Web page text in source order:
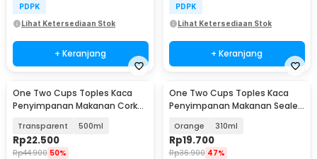
PDPK
Lihat Ketersediaan Stok
+ Keranjang
PDPK
Lihat Ketersediaan Stok
+ Keranjang
One Two Cups Toples Kaca
Penyimpanan Makanan Cork
Transparent 500ml
Rp22.500
Rp44.900 50%
One Two Cups Toples Kaca
Penyimpanan Makanan Sealed
Orange 310ml
Rp19.700
Rp36.900 47%